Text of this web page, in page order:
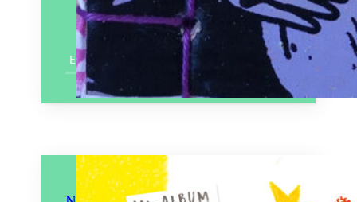
En savoir plus